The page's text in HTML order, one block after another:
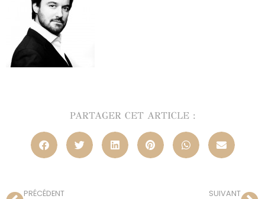
PARTAGER CET ARTICLE :
PRÉCÉDENT SUIVANT